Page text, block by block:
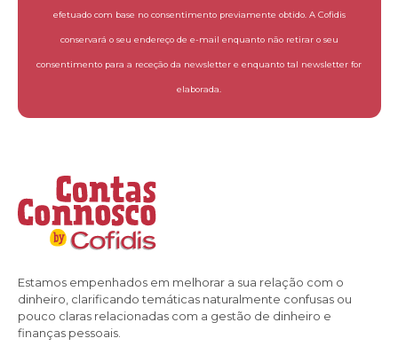
efetuado com base no consentimento previamente obtido. A Cofidis
conservará o seu endereço de e-mail enquanto não retirar o seu
consentimento para a receção da newsletter e enquanto tal newsletter for
elaborada.
Estamos empenhados em melhorar a sua relação com o
dinheiro, clarificando temáticas naturalmente confusas ou
pouco claras relacionadas com a gestão de dinheiro e
finanças pessoais.